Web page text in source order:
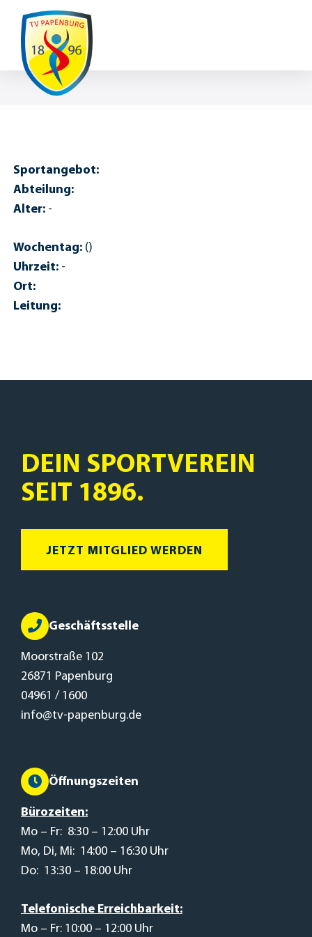
Ausfälle / Änderungen
Sportangebot:
Abteilung:
Alter: -
Wochentag: ()
Uhrzeit: -
Ort:
Leitung:
DEIN SPORTVEREIN
SEIT 1896.
JETZT MITGLIED WERDEN
Geschäftsstelle
Moorstraße 102
26871 Papenburg
04961 / 1600
info@tv-papenburg.de
Öffnungszeiten
Bürozeiten:
Mo – Fr: 8:30 – 12:00 Uhr
Mo, Di, Mi: 14:00 – 16:30 Uhr
Do: 13:30 – 18:00 Uhr
Telefonische Erreichbarkeit:
Mo – Fr: 10:00 – 12:00 Uhr